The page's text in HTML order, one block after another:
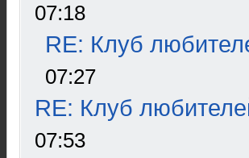
07:18
RE: Клуб
07:27
RE: Клуб
07:53